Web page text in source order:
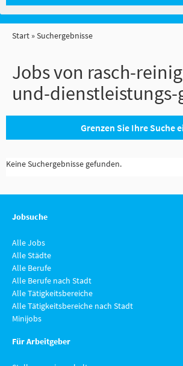
Start Suchergebnisse
Jobs von rasch-
und-dienstleistungs-
Grenzen Sie Ihre Suche
Keine Suchergebnisse gefunden.
Jobsuche
Alle Jobs
Alle Städte
Alle Berufe
Alle Berufe nach Stadt
Alle Tätigkeitsbereiche
Alle Tätigkeitsbereiche nach Stadt
Minijobs
Für Arbeitgeber